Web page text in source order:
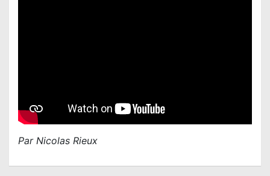
Par Nicolas Rieux